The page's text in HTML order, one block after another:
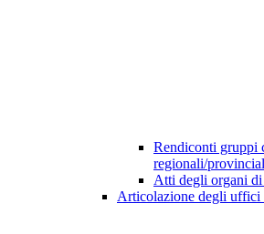
Rendiconti gruppi
regionali/
Atti degli organi
Articolazione degli uffici